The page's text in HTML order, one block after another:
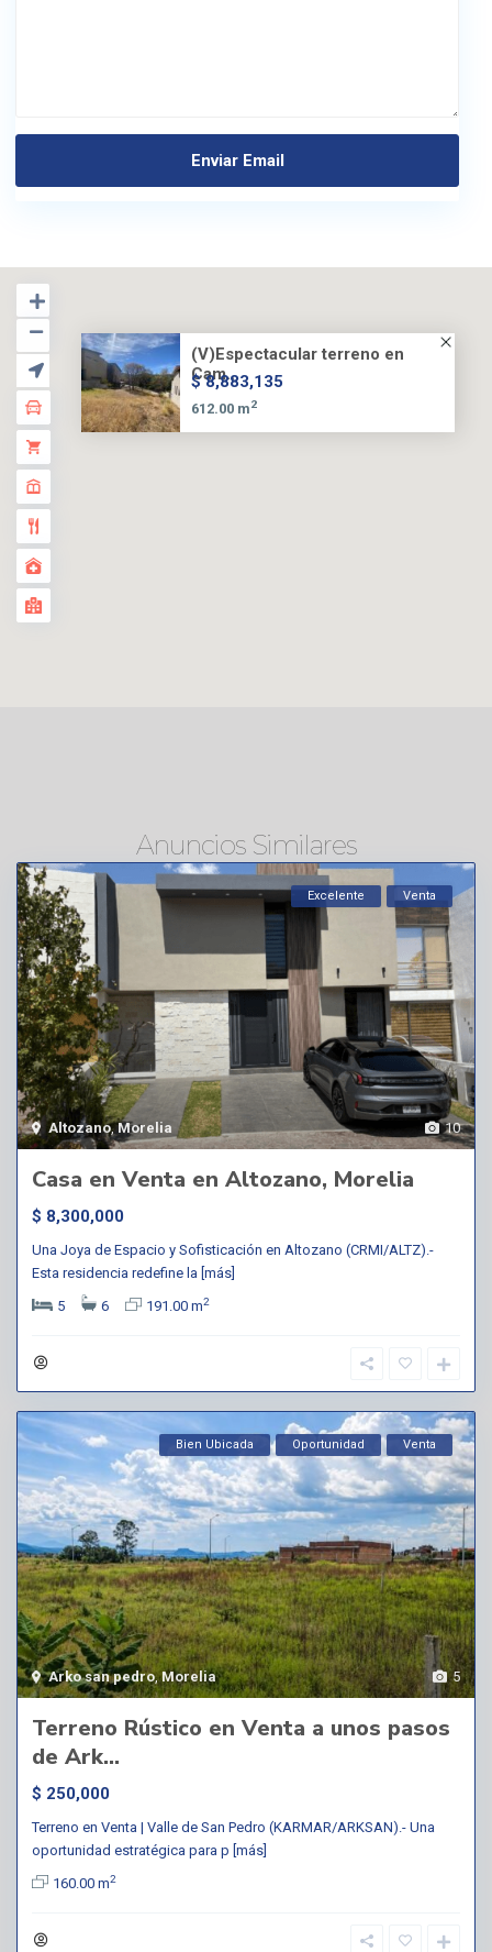
(V)Espectacular terreno en
Cam...
$ 8,883,135
612.00 m2
Anuncios Similares
10
Altozano,Morelia
Excelente Venta
Casa en Venta en Altozano, Morelia
$ 8,300,000
Una Joya de Espacio y Sofisticación en Altozano (CRMI/ALTZ).-
Esta residencia redefine la [más]
5
6 191.00 m2
5
Arko san pedro,Morelia
Bien Ubicada Oportunidad Venta
Terreno Rústico en Venta a unos pasos
de Ark...
$ 250,000
Terreno en Venta | Valle de San Pedro (KARMAR/ARKSAN).- Una
oportunidad estratégica para p [más]
160.00 m2